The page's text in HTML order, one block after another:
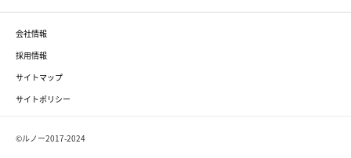
会社情報
採用情報
サイトマップ
サイトポリシー
©ルノー2017-2024